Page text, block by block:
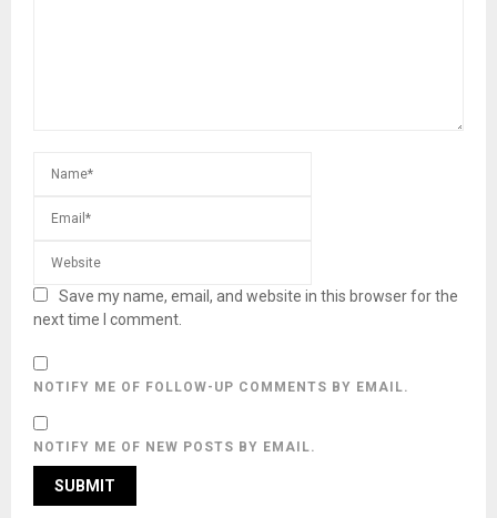
Save my name, email, and website in this browser for the
next time I comment.
NOTIFY ME OF FOLLOW-UP COMMENTS BY EMAIL.
NOTIFY ME OF NEW POSTS BY EMAIL.